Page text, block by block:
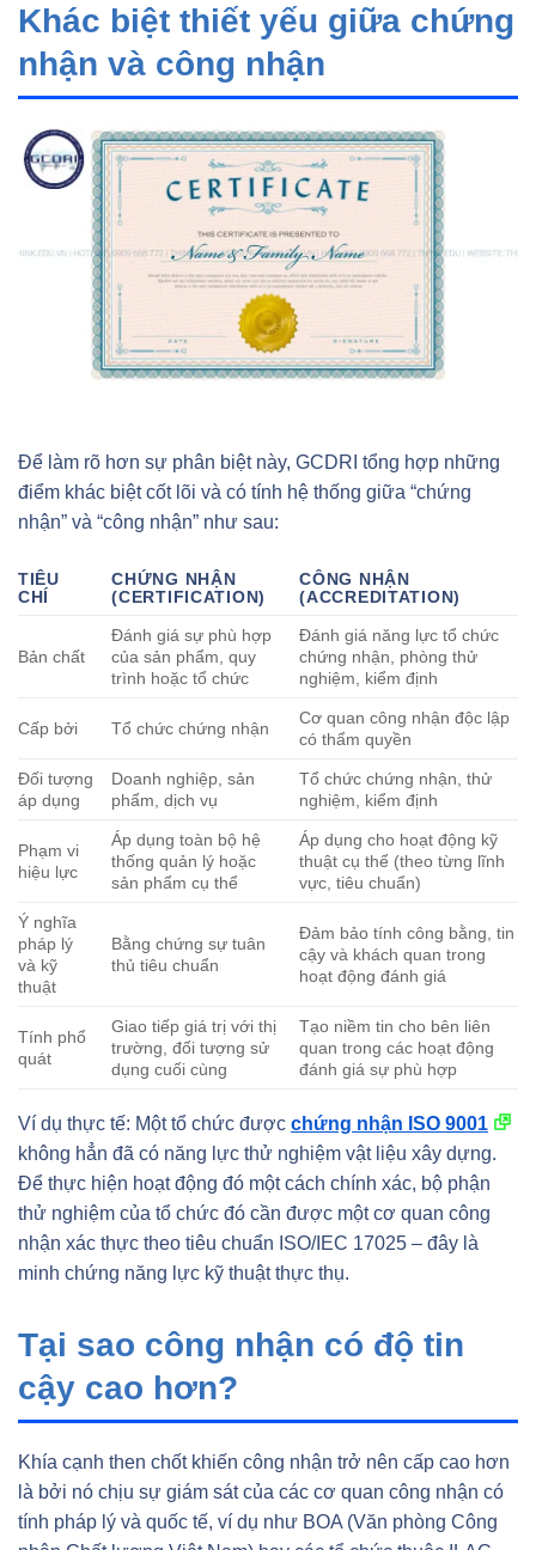
Khác biệt thiết yếu giữa chứng
nhận và công nhận
Để làm rõ hơn sự phân biệt này, GCDRI tổng hợp những
điểm khác biệt cốt lõi và có tính hệ thống giữa “chứng
nhận” và “công nhận” như sau:
TIÊU
CHÍ
CHỨNG NHẬN
(CERTIFICATION)
CÔNG NHẬN
(ACCREDITATION)
Bản chất
Đánh giá sự phù hợp
của sản phẩm, quy
trình hoặc tổ chức
Đánh giá năng lực tổ chức
chứng nhận, phòng thử
nghiệm, kiểm định
Cấp bởi Tổ chức chứng nhận
Cơ quan công nhận độc lập
có thẩm quyền
Đối tượng
áp dụng
Doanh nghiệp, sản
phẩm, dịch vụ
Tổ chức chứng nhận, thử
nghiệm, kiểm định
Phạm vi
hiệu lực
Áp dụng toàn bộ hệ
thống quản lý hoặc
sản phẩm cụ thể
Áp dụng cho hoạt động kỹ
thuật cụ thể (theo từng lĩnh
vực, tiêu chuẩn)
Ý nghĩa
pháp lý
và kỹ
thuật
Bằng chứng sự tuân
thủ tiêu chuẩn
Đảm bảo tính công bằng, tin
cậy và khách quan trong
hoạt động đánh giá
Tính phổ
quát
Giao tiếp giá trị với thị
trường, đối tượng sử
dụng cuối cùng
Tạo niềm tin cho bên liên
quan trong các hoạt động
đánh giá sự phù hợp
Ví dụ thực tế: Một tổ chức được chứng nhận ISO 9001
không hẳn đã có năng lực thử nghiệm vật liệu xây dựng.
Để thực hiện hoạt động đó một cách chính xác, bộ phận
thử nghiệm của tổ chức đó cần được một cơ quan công
nhận xác thực theo tiêu chuẩn ISO/IEC 17025 – đây là
minh chứng năng lực kỹ thuật thực thụ.
Tại sao công nhận có độ tin
cậy cao hơn?
Khía cạnh then chốt khiến công nhận trở nên cấp cao hơn
là bởi nó chịu sự giám sát của các cơ quan công nhận có
tính pháp lý và quốc tế, ví dụ như BOA (Văn phòng Công